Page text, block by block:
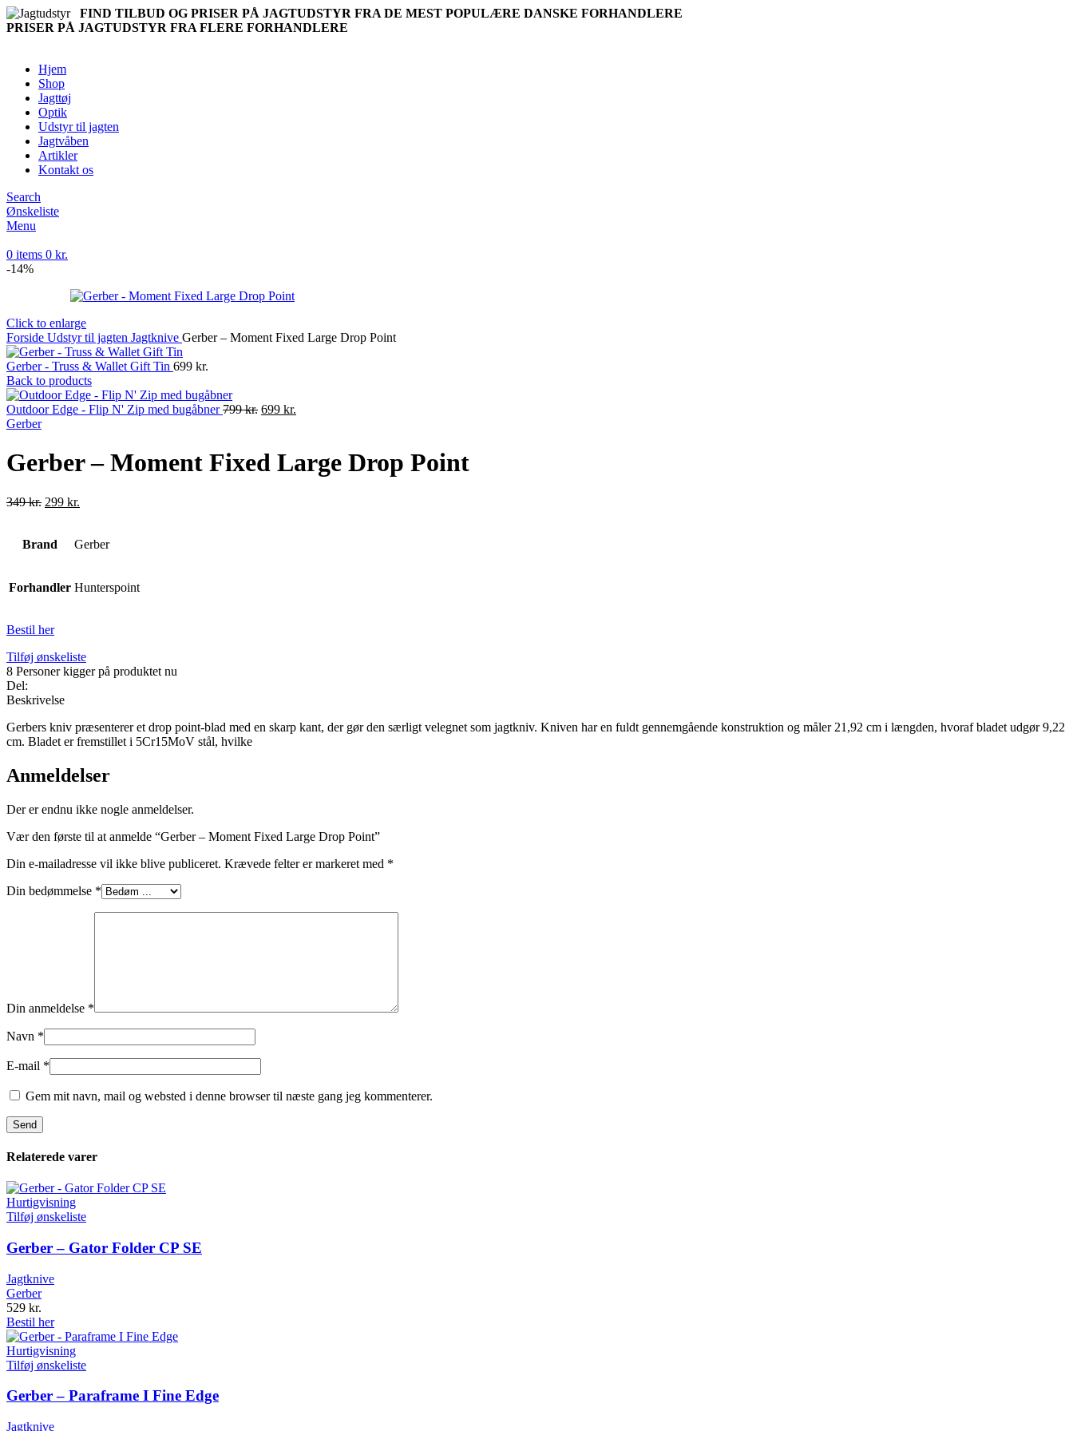
FIND TILBUD OG PRISER PÅ JAGTUDSTYR FRA DE MEST POPULÆRE DANSKE FORHANDLERE
PRISER PÅ JAGTUDSTYR FRA FLERE FORHANDLERE
Hjem
Shop
Jagttøj
Optik
Udstyr til jagten
Jagtvåben
Artikler
Kontakt os
Search
Ønskeliste
Menu
0 items 0 kr.
-14%
Click to enlarge
Forside Udstyr til jagten Jagtknive Gerber – Moment Fixed Large Drop Point
Gerber - Truss & Wallet Gift Tin 699 kr.
Back to products
Outdoor Edge - Flip N' Zip med bugåbner799kr. Original
799 kr..
699 kr.
Gerber
Gerber – Moment Fixed Large Drop Point
349kr. Original
349 kr..
299 kr.
299 kr..
Brand Gerber
Forhandler Hunterspoint
Bestil her
Tilføj ønskeliste
8 Personer kigger på produktet nu
Del:
Beskrivelse
Gerbers kniv præsenterer et drop point-blad med en skarp kant, der gør den særligt velegnet som jagtkniv. Kniven har en fuldt gennemgående konstruktion og måler 21,92 cm i længden, hvoraf bladet udgør 9,22
cm. Bladet er fremstillet i 5Cr15MoV stål, hvilke
Anmeldelser
Der er endnu ikke nogle anmeldelser.
Vær den første til at anmelde “Gerber – Moment Fixed Large Drop Point”
Din e-mailadresse vil ikke blive publiceret. Krævede felter er markeret med *
Din bedømmelse *
Din anmeldelse *
Navn *
E-mail *
Gem mit navn, mail og websted i denne browser til næste gang jeg kommenterer.
Relaterede varer
Hurtigvisning
Tilføj ønskeliste
Gerber – Gator Folder CP SE
Jagtknive
Gerber
529 kr.
Bestil her
Hurtigvisning
Tilføj ønskeliste
Gerber – Paraframe I Fine Edge
Jagtknive